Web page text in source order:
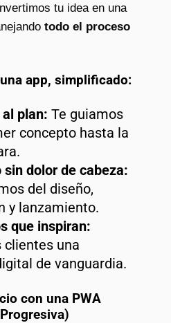
tu idea en una
todo el proceso
app, simplificado:
plan: Te guiamos
concepto hasta la
sin dolor de cabeza:
del diseño,
y lanzamiento.
que inspiran:
clientes una
de vanguardia.
con una PWA